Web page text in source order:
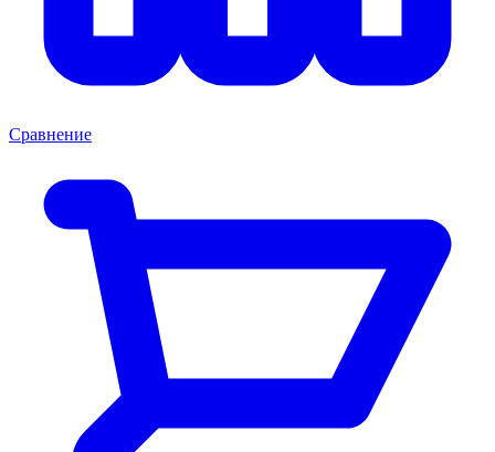
Сравнение